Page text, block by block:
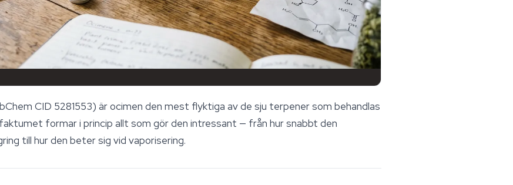
CID 5281553) är ocimen den mest flyktiga av de sju terpenersom behandlas
formar i princip allt som gör den intressant — från hur snabbt den
till hur den beter sig vid vaporisering.